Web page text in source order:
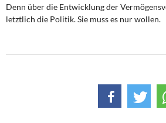
Denn über die Entwicklung der
letztlich die Politik. Sie muss es nur wollen.